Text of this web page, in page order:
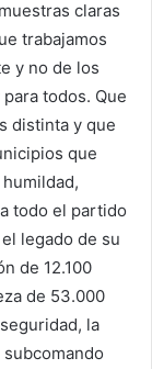
claras
trabajamos
y no de los
todos. Que
distinta y que
que
todo el partido
legado de su
de 12.100
de 53.000
la